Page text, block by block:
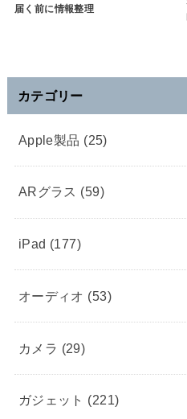
届く前に情報整理
カテゴリー
Apple製品 (25)
ARグラス (59)
iPad (177)
オーディオ (53)
カメラ (29)
ガジェット (221)